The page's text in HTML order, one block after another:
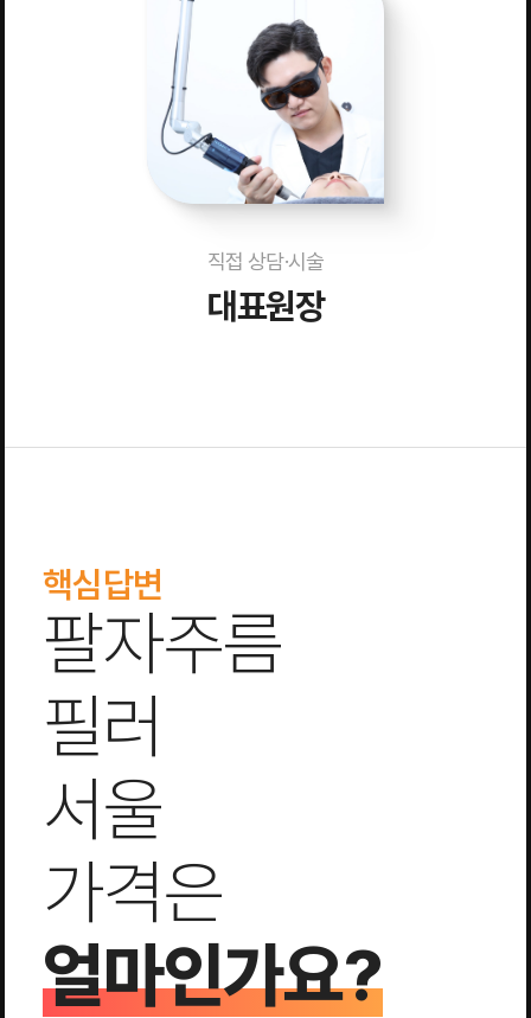
직접 상담·시술
대표원장
핵심답변
팔자주름
필러
서울
가격은
얼마인가요?